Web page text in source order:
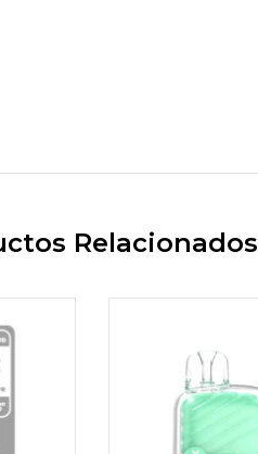
Relacionados